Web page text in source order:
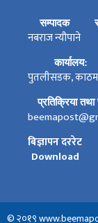
सम्पादक
नबराज न्यौपाने
कार्यालय:
पुतलीसडक,
प्रतिक्रिया तथा
बिज्ञापन दररेट
Download
© २०१९